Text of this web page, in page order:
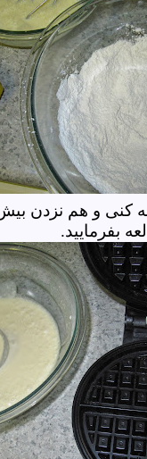
و هم نزدن بیش
بفرمایید.